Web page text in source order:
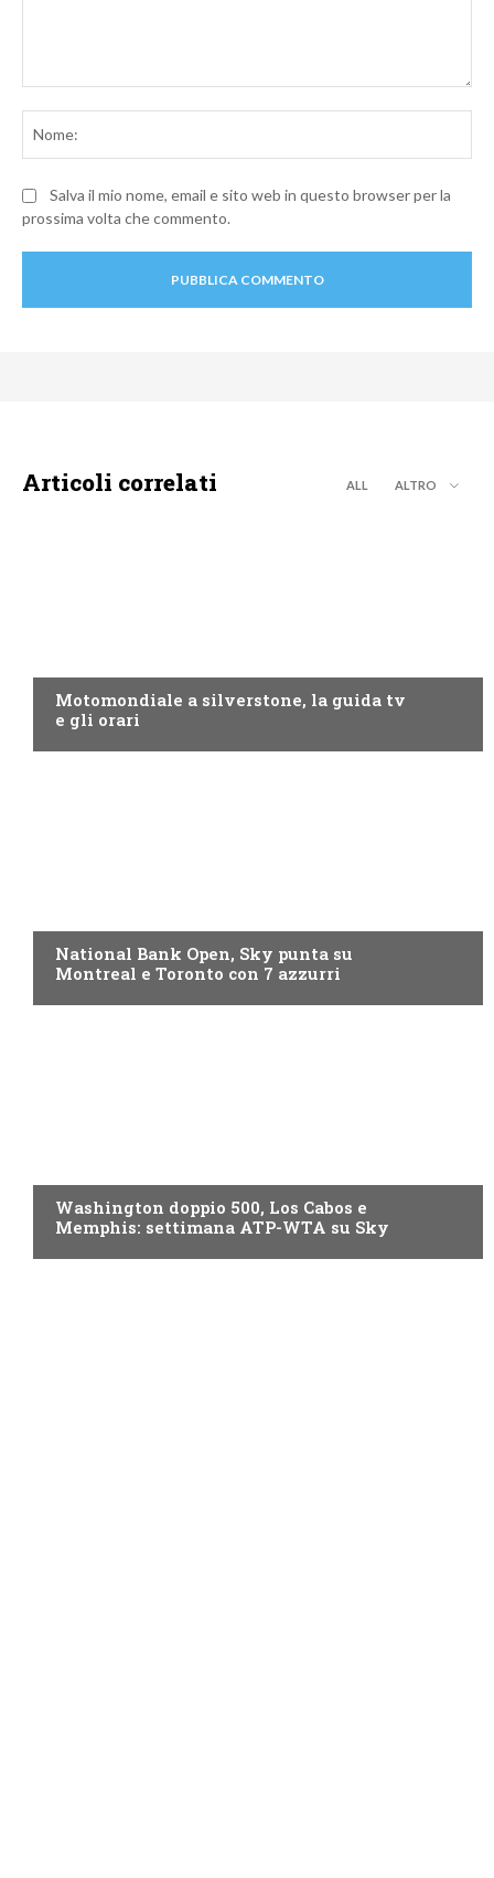
Salva il mio nome, email e sito web in questo browser per la
prossima volta che commento.
Articoli correlati ALL ALTRO
Motomondiale a silverstone, la guida tv
e gli orari
National Bank Open, Sky punta su
Montreal e Toronto con 7 azzurri
Washington doppio 500, Los Cabos e
Memphis: settimana ATP-WTA su Sky